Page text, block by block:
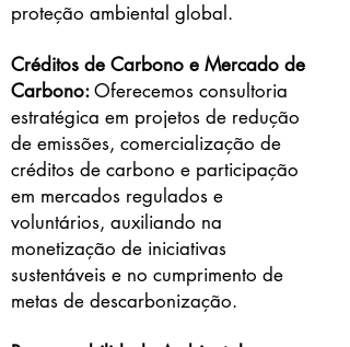
proteção ambiental global.
Créditos de Carbono e Mercado de
Carbono:Oferecemos consultoria
estratégica em projetos de redução
de emissões, comercialização de
créditos de carbono e participação
em mercados regulados e
voluntários, auxiliando na
monetização de iniciativas
sustentáveis e no cumprimento de
metas de descarbonização.